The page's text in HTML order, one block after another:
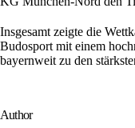
Insgesamt zeigte die
Budosport mit einem
bayernweit zu den
Author